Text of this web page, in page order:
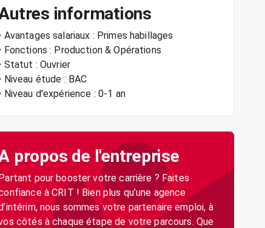
informations
Avantages salariaux : Primes habillages
Fonctions : Production & Opérations
Statut : Ouvrier
Niveau étude : BAC
Niveau d'expérience : 0-1 an
propos de l'entreprise
pour booster votre carrière ? Faites
à CRIT ! Bien plus qu’une agence
nous sommes votre partenaire emploi, à
côtés à chaque étape de votre parcours. Que